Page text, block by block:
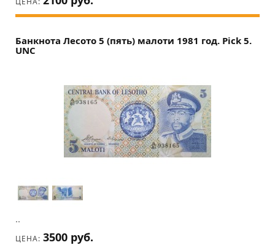
Банкнота Лесото 5 (пять) малоти 1981 год. Pick 5.
UNC
..
ЦЕНА: 3500 руб.